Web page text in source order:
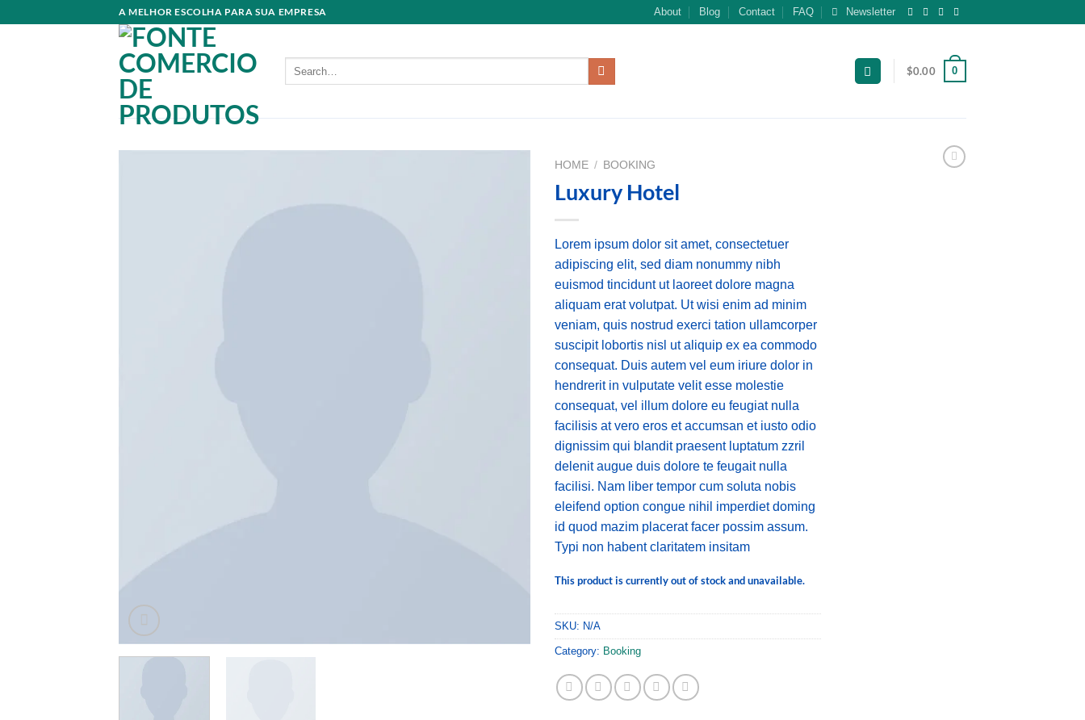
A MELHOR ESCOLHA PARA SUA EMPRESA About Blog Contact FAQ Newsletter
Search
$0.00 0
HOME / BOOKING
Luxury Hotel
Lorem ipsum dolor sit amet, consectetuer
adipiscing elit, sed diam nonummy nibh
euismod tincidunt ut laoreet dolore magna
aliquam erat volutpat. Ut wisi enim ad minim
veniam, quis nostrud exerci tation ullamcorper
suscipit lobortis nisl ut aliquip ex ea commodo
consequat. Duis autem vel eum iriure dolor in
hendrerit in vulputate velit esse molestie
consequat, vel illum dolore eu feugiat nulla
facilisis at vero eros et accumsan et iusto odio
dignissim qui blandit praesent luptatum zzril
delenit augue duis dolore te feugait nulla
facilisi. Nam liber tempor cum soluta nobis
eleifend option congue nihil imperdiet doming
id quod mazim placerat facer possim assum.
Typi non habent claritatem insitam
This product is currently out of stock and unavailable.
SKU: N/A
Category: Booking